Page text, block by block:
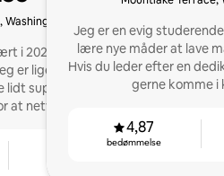
i 2025. Jeg har to af
er lige begyndt som
support til andre
at netværke.
Jeg er en evig
lære nye måder at lave
Hvis du leder efter en
gerne komme i
4,87
bedømmelse